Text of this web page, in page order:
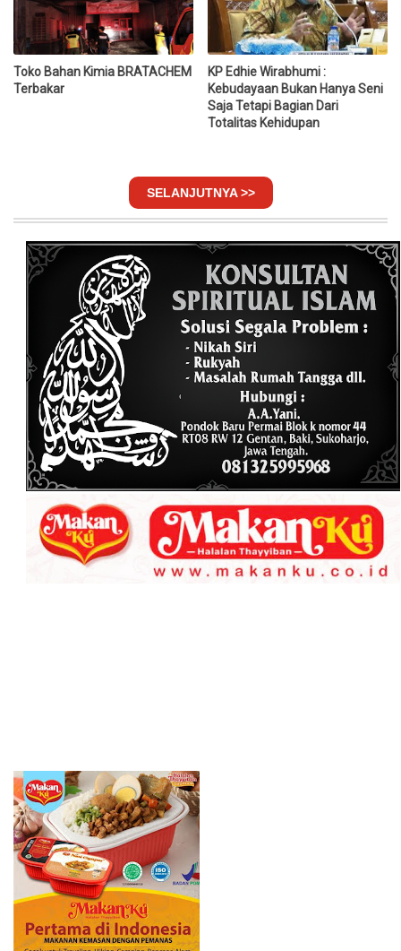
Toko Bahan Kimia BRATACHEM
Terbakar
KP Edhie Wirabhumi :
Kebudayaan Bukan Hanya Seni
Saja Tetapi Bagian Dari
Totalitas Kehidupan
SELANJUTNYA >>